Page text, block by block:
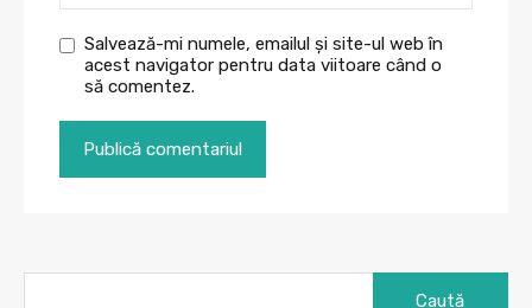
Salvează-mi numele, emailul și site-ul web în
acest navigator pentru data viitoare când o
să comentez.